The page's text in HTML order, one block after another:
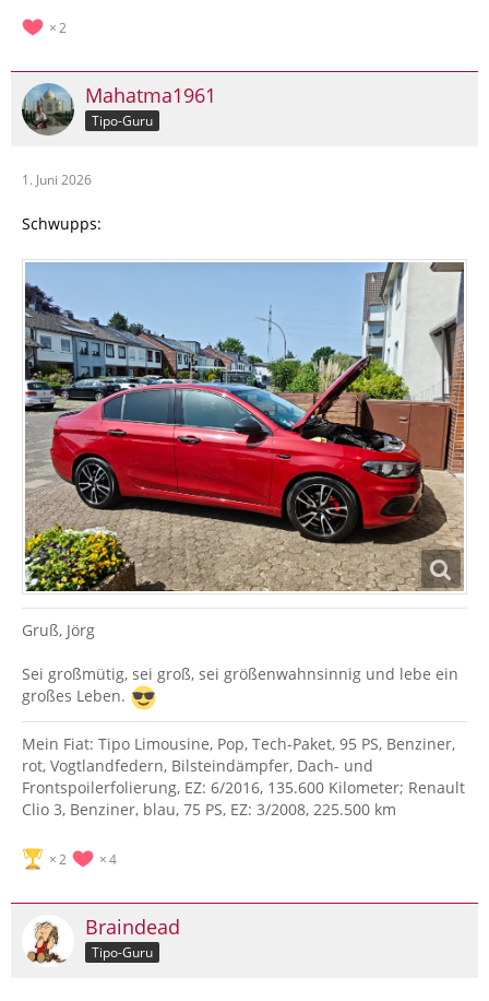
2
Mahatma1961
Tipo-Guru
1. Juni 2026
Schwupps:
Gruß, Jörg
Sei großmütig, sei groß, sei größenwahnsinnig und lebe ein
großes Leben.
Mein Fiat: Tipo Limousine, Pop, Tech-Paket, 95 PS, Benziner,
rot, Vogtlandfedern, Bilsteindämpfer, Dach- und
Frontspoilerfolierung, EZ: 6/2016, 135.600 Kilometer; Renault
Clio 3, Benziner, blau, 75 PS, EZ: 3/2008, 225.500 km
2 4
Braindead
Tipo-Guru